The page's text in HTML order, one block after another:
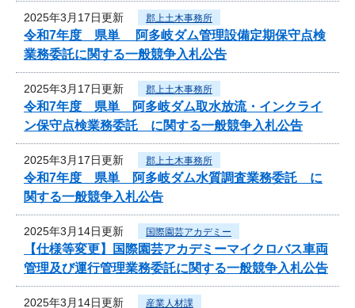
2025年3月17日更新 郡上土木事務所
令和7年度 県単 阿多岐ダム管理設備定期保守点検
業務委託に関する一般競争入札公告
2025年3月17日更新 郡上土木事務所
令和7年度 県単 阿多岐ダム取水放流・インクライ
ン保守点検業務委託 に関する一般競争入札公告
2025年3月17日更新 郡上土木事務所
令和7年度 県単 阿多岐ダム水質調査業務委託 に
関する一般競争入札公告
2025年3月14日更新 国際園芸アカデミー
【仕様等変更】国際園芸アカデミーマイクロバス車両
管理及び運行管理業務委託に関する一般競争入札公告
2025年3月14日更新 産業人材課